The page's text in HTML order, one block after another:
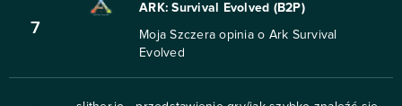
7
ARK: Survival Evolved (B2P)
Moja Szczera opinia o Ark Survival
Evolved